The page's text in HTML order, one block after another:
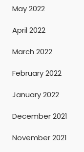
May 2022
April 2022
March 2022
February 2022
January 2022
December 2021
November 2021